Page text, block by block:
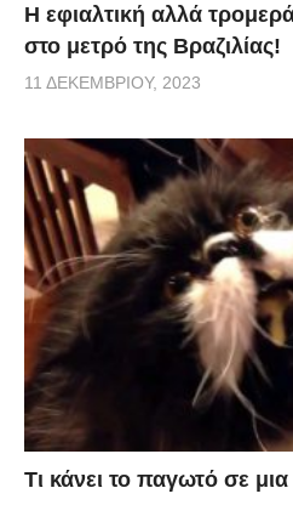
H εφιαλτική αλλά
στο μετρό της Βραζιλίας!
11 ΔΕΚΕΜΒΡΊΟΥ, 2023
Τι κάνει το παγωτό σε